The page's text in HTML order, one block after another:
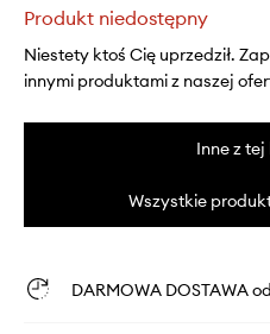
Produkt niedostępny
Niestety ktoś Cię uprzedził.
innymi produktami z naszej
Inne z
Wszystkie
DARMOWA DOSTAWA od